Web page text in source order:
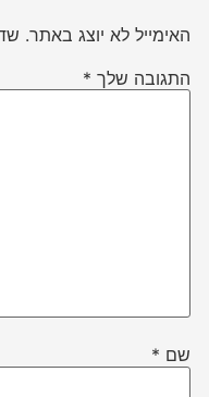
האימייל לא יוצג באתר.
התגובה שלך *
שם *